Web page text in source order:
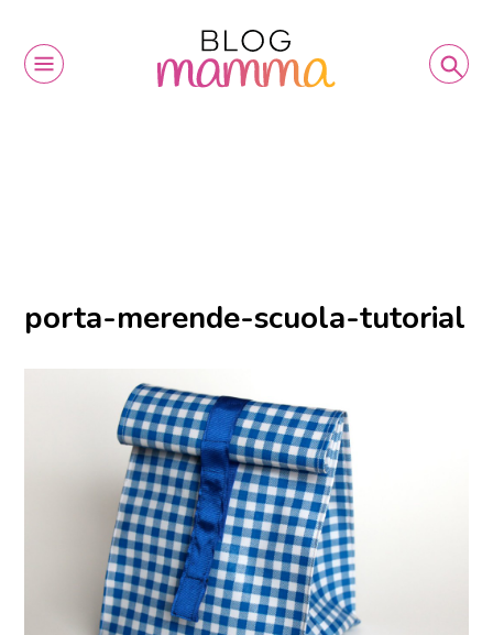
porta-merende-scuola-tutorial